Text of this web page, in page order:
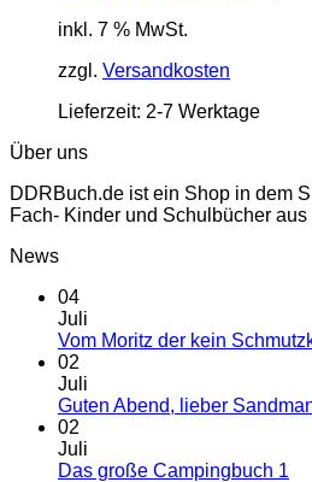
inkl. 7 % MwSt.
zzgl. Versandkosten
Lieferzeit: 2-7 Werktage
Über uns
DDRBuch.de ist ein Shop in dem
Fach- Kinder und Schulbücher
News
04
Juli
Vom Moritz der kein
02
Juli
Guten Abend, lieber
02
Juli
Das große Campingbuch 1